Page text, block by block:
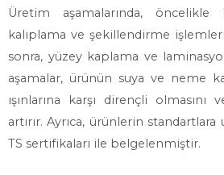
Üretim aşamalarında, öncelikle
kalıplama ve şekillendirme
sonra, yüzey kaplama ve
aşamalar, ürünün suya ve neme
ışınlarına karşı dirençli
artırır. Ayrıca, ürünlerin
TS sertifikaları ile belgelenmiştir.